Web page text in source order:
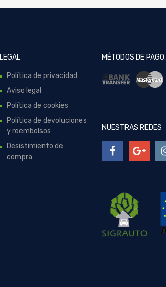
LEGAL
Política de privacidad
Aviso legal
Política de cookies
Política de devoluciones
y reembolsos
Desistimiento de
compra
MÉTODOS DE PAGO:
NUESTRAS REDES